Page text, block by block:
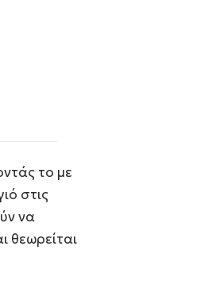
το με
στις
να
θεωρείται